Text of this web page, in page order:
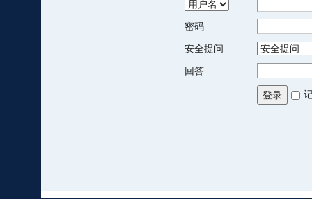
密码
安全提问
回答
登录